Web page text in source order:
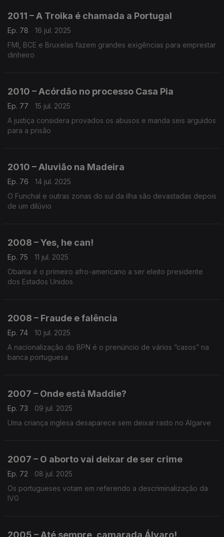
2011 – A Troika é chamada a Portugal
Ep. 78
16 jul. 2025
FMI, BCE e Bruxelas fazem grandes exigências para emprestar
dinheiro
2010 – Acórdão no processo Casa Pia
Ep. 77
15 jul. 2025
A justiça considera provados os abusos e manda seis arguidos
para a prisão
2010 – Aluvião na Madeira
Ep. 76
14 jul. 2025
O Funchal e outras zonas do sul da ilha são devastadas depois
de um dilúvio
2008 – Yes, he can!
Ep. 75
11 jul. 2025
Obama é o primeiro afro-americano a ser eleito presidente
dos Estados Unidos
2008 – Fraude e falência
Ep. 74
10 jul. 2025
A nacionalização do BPN é o prenúncio de vários “casos” na
banca portuguesa
2007 – Onde está Maddie?
Ep. 73
09 jul. 2025
Uma criança inglesa desaparece sem deixar rasto no Algarve
2007 – O aborto vai deixar de ser crime
Ep. 72
08 jul. 2025
Os portugueses votam em referendo a descriminalização da
IVG
2005 – Até sempre, camarada Álvaro!